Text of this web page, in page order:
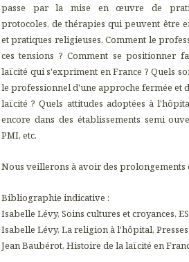
passe par la mise en œuvre de
protocoles, de thérapies qui peuvent être
et pratiques religieuses. Comment le
ces tensions ? Comment se positionner
laïcité qui s'expriment en France ? Quels
le professionnel d'une approche fermée et
laïcité ? Quels attitudes adoptées à
encore dans des établissements semi
PMI, etc.
Nous veillerons à avoir des prolongements
Bibliographie indicative :
Isabelle Lévy, Soins cultures et croyances,
Isabelle Lévy, La religion à l'hôpital,
Jean Baubérot, Histoire de la laïcité en